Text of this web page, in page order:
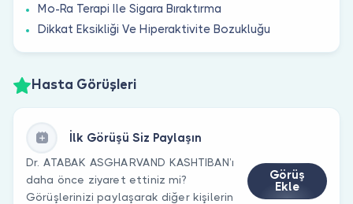
Mo-Ra Terapi Ile Sigara Bıraktırma
Dikkat Eksikliği Ve Hiperaktivite Bozukluğu
Hasta Görüşleri
İlk Görüşü Siz Paylaşın
Dr. ATABAK ASGHARVAND KASHTIBAN’ı
daha önce ziyaret ettiniz mi?
Görüşlerinizi paylaşarak diğer kişilerin
Görüş
Ekle